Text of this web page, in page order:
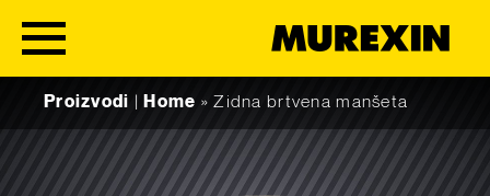
Proizvodi
Home »Zidna brtvena manšeta